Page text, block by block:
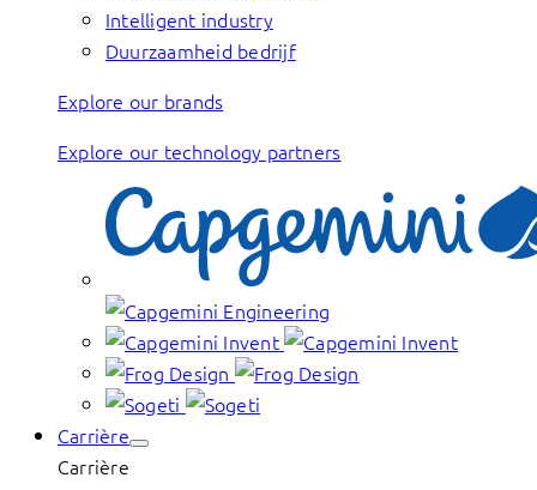
Intelligent industry
Duurzaamheid bedrijf
Explore our brands
Explore our technology partners
Carrière
Carrière